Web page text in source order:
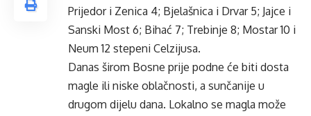
Prijedor i Zenica 4; Bjelašnica i Drvar 5; Jajce i
Sanski Most 6; Bihać 7; Trebinje 8; Mostar 10 i
Neum 12 stepeni Celzijusa.
Danas širom Bosne prije podne će biti dosta
magle ili niske oblačnosti, a sunčanije u
drugom dijelu dana. Lokalno se magla može